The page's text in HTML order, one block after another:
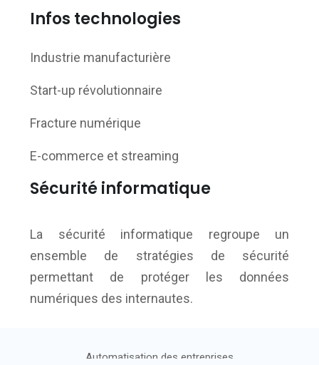
Infos technologies
Industrie manufacturière
Start-up révolutionnaire
Fracture numérique
E-commerce et streaming
Sécurité informatique
La sécurité informatique regroupe un
ensemble de stratégies de sécurité
permettant de protéger les données
numériques des internautes.
Automatisation des entreprises